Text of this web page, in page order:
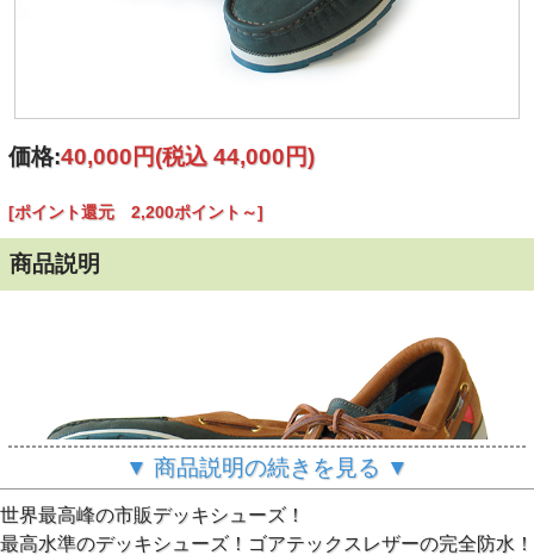
価格:40,000円(税込 44,000円)
[ポイント還元 2,200ポイント～]
商品説明
▼ 商品説明の続きを見る ▼
世界最高峰の市販デッキシューズ！
最高水準のデッキシューズ！ゴアテックスレザーの完全防水！